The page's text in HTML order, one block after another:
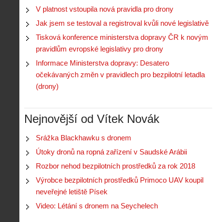
V platnost vstoupila nová pravidla pro drony
Jak jsem se testoval a registroval kvůli nové legislativě
Tisková konference ministerstva dopravy ČR k novým
pravidlům evropské legislativy pro drony
Informace Ministerstva dopravy: Desatero
očekávaných změn v pravidlech pro bezpilotní letadla
(drony)
Nejnovější od Vítek Novák
Srážka Blackhawku s dronem
Útoky dronů na ropná zařízení v Saudské Arábii
Rozbor nehod bezpilotních prostředků za rok 2018
Výrobce bezpilotních prostředků Primoco UAV koupil
neveřejné letiště Písek
Video: Létání s dronem na Seychelech